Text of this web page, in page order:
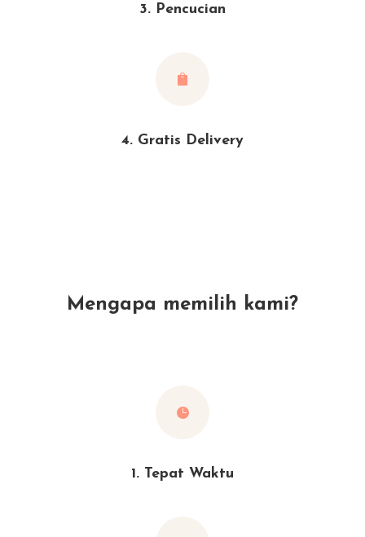
3. Pencucian

4. Gratis Delivery
Mengapa memilih kami?

1. Tepat Waktu